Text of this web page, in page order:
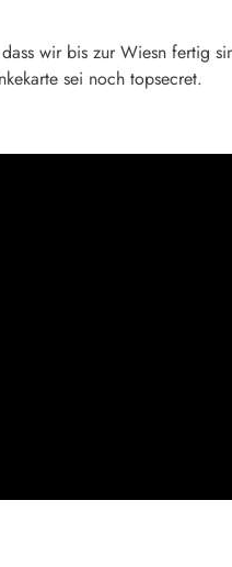
wir bis zur Wiesn fertig
sei noch topsecret.